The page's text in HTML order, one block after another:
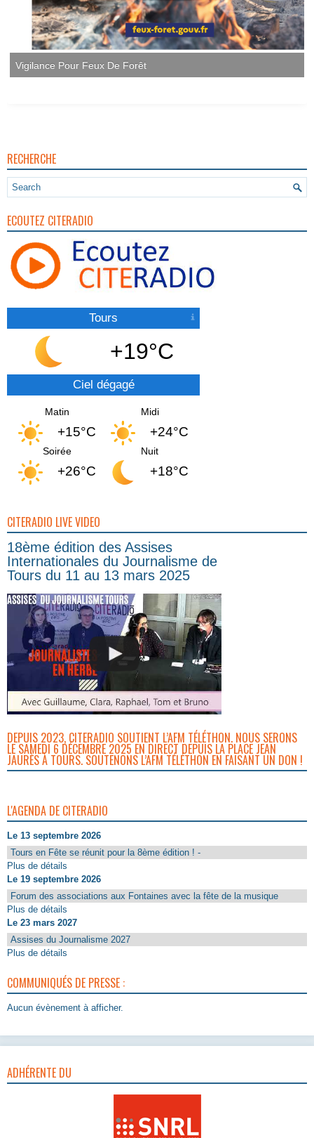
Vigilance Pour Feux De Forêt
RECHERCHE
ECOUTEZ CITERADIO
Tours
+19°C
Ciel dégagé
Matin
+15°C
Midi
+24°C
Soirée
+26°C
Nuit
+18°C
CITERADIO LIVE VIDEO
18ème édition des Assises
Internationales du Journalisme de
Tours du 11 au 13 mars 2025
DEPUIS 2023, CITERADIO SOUTIENT L’AFM TÉLÉTHON. NOUS SERONS
LE SAMEDI 6 DÉCEMBRE 2025 EN DIRECT DEPUIS LA PLACE JEAN
JAURÈS À TOURS. SOUTENONS L’AFM TÉLÉTHON EN FAISANT UN DON !
L'AGENDA DE CITERADIO
Le 13 septembre 2026
Tours en Fête se réunit pour la 8ème édition ! -
Plus de détails
Le 19 septembre 2026
Forum des associations aux Fontaines avec la fête de la musique
Plus de détails
Le 23 mars 2027
Assises du Journalisme 2027
Plus de détails
COMMUNIQUÉS DE PRESSE :
Aucun évènement à afficher.
ADHÉRENTE DU